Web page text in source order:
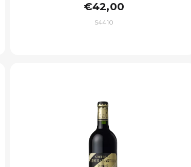
€42,00
S4410